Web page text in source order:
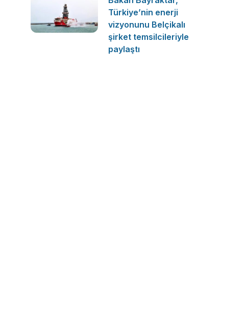
Türkiye’nin enerji
vizyonunu Belçikalı
şirket temsilcileriyle
paylaştı